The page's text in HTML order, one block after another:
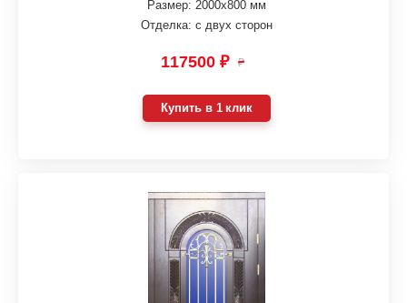
Размер: 2000х800 мм
Отделка: с двух сторон
117500 ₽ ₽
Купить в 1 клик